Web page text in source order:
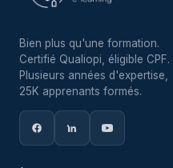
Bien plus qu'une formation.
Certifié Qualiopi, éligible CPF.
Plusieurs années d'expertise,
25K apprenants formés.